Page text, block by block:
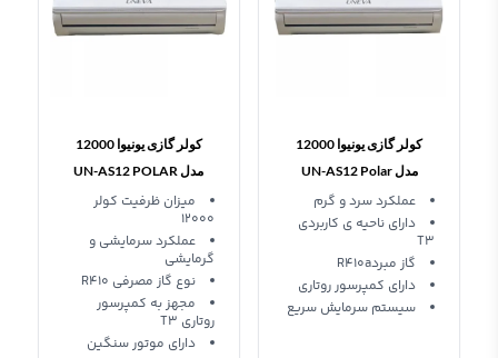
کولر گازی یونیوا 12000
مدل UN-AS12 Polar
عملکرد سرد و گرم
دارای ناحیه ی کاربردی
T3
گاز مبردR410a
دارای کمپرسور روتاری
سیستم سرمایش سریع
کولر گازی یونیوا 12000
مدل UN-AS12 POLAR
میزان ظرفیت کولر
12000
عملکرد سرمایشی و
گرمایشی
نوع گاز مصرفی R410
مجهز به کمپرسور
روتاری T3
دارای موتور سنگین